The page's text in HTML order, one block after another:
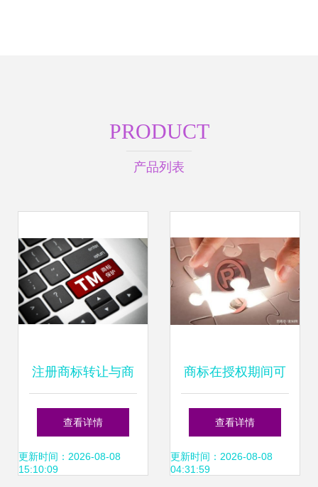
PRODUCT
产品列表
注册商标转让与商
标转让全解析 流
程、注意事项与法
查看详情
更新时间：2026-08-08
15:10:09
商标在授权期间可
以进行转让吗？详
解商标转让的法律
查看详情
更新时间：2026-08-08
04:31:59